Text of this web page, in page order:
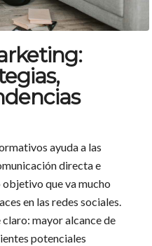
ayuda a las
directa e
que va mucho
en las redes sociales.
mayor alcance de
potenciales